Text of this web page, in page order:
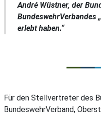
André Wüstner, der
BundeswehrVerbandes
erlebt haben.“
Für den Stellvertreter des
BundeswehrVerband,